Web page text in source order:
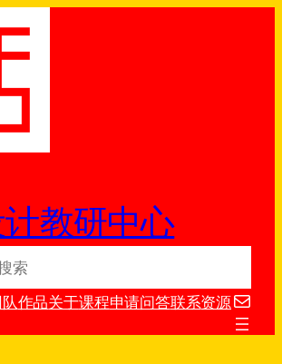
教研中心
作品关于课程申请问答联系资源电子邮件